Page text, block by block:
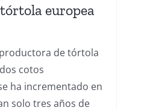
europea
de tórtola
cotos
ha incrementado en
solo tres años de